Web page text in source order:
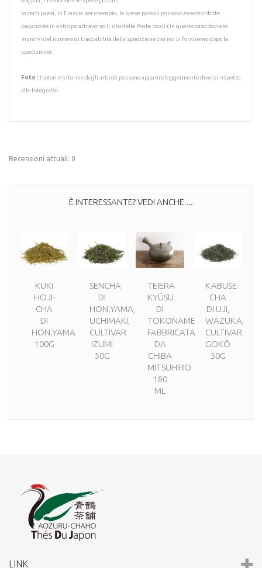
In certi paesi, in Francia per esempio, le spese postali possono essere ridotte
pagandole in anticipo attraverso il sito delle Poste locali ( in questo caso dovrete
munirvi del numero di tracciabilità della spedizione che noi vi forniremo dopo la
spedizione).
Foto : I colori e le forme degli articoli possono apparire leggermente diversi rispetto
alle fotografie.
Recensioni attuali: 0
È INTERESSANTE? VEDI ANCHE ...
KUKI
HOJI-
CHA
DI
HON.YAMA
100G
SENCHA
DI
HON.YAMA,
UCHIMAKI,
CULTIVAR
IZUMI
50G
TEIERA
KYÛSU
DI
TOKONAME
FABBRICATA
DA
CHIBA
MITSUHIRO
180
ML
KABUSE-
CHA
DI UJI,
WAZUKA,
CULTIVAR
GOKÔ
50G
LINK